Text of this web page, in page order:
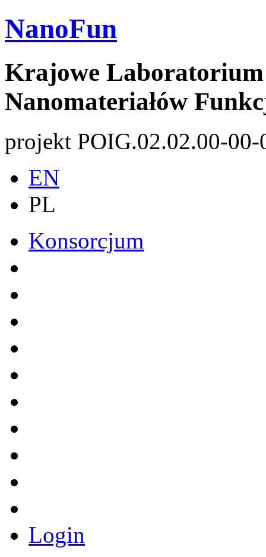
NanoFun
Krajowe
Nanomateriałów
projekt POIG.02.02.00-00-
EN
PL
Konsorcjum
Login